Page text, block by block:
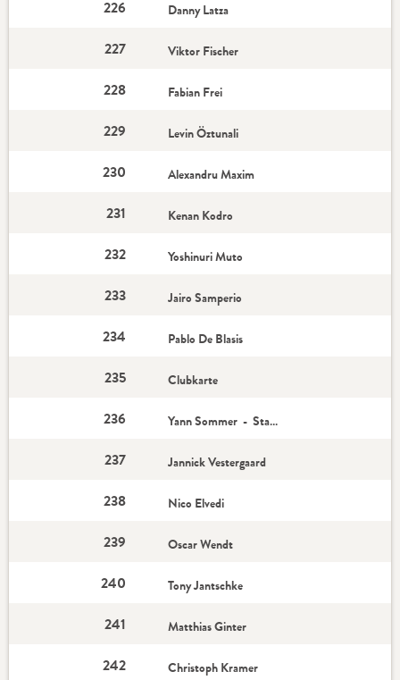
226 Danny Latza
227 Viktor Fischer
228 Fabian Frei
229 Levin Öztunali
230 Alexandru Maxim
231 Kenan Kodro
232 Yoshinuri Muto
233 Jairo Samperio
234 Pablo De Blasis
235 Clubkarte
236 Yann Sommer - Star-Spieler
237 Jannick Vestergaard
238 Nico Elvedi
239 Oscar Wendt
240 Tony Jantschke
241 Matthias Ginter
242 Christoph Kramer